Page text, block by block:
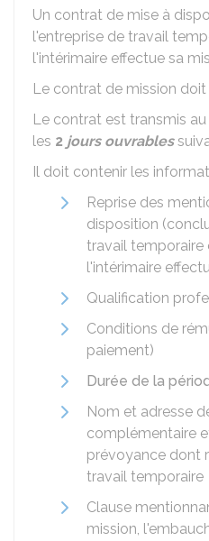
Un contrat de mise à
l'entreprise de travail
l'intérimaire effectue sa
Le contrat de mission
Le contrat est transmis
les 2 jours ouvrables
Il doit contenir les
Reprise des
disposition
travail temporaire
l'intérimaire
Qualification
Conditions de
paiement)
Durée de la
Nom et adresse
complémentaire
prévoyance dont
travail temporaire
Clause
mission,